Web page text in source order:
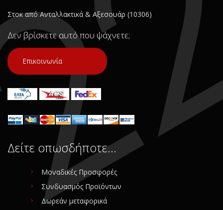
Στοκ από Ανταλλακτικά & Αξεσουάρ (10306)
Δεν βρίσκετε αυτό που ψάχνετε;
Επικοινωνία
Δείτε οπωσδήποτε…
Μοναδικές Προσφορές
Συνδυασμός Προϊόντων
Δωρεάν μεταφορικά